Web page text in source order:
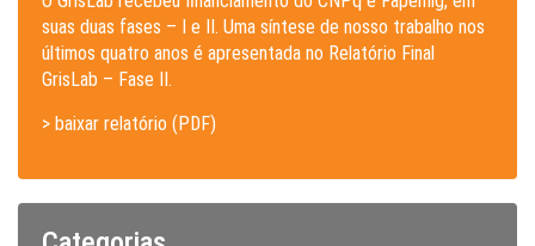
suas duas fases – I e II. Uma síntese de nosso trabalho nos
últimos quatro anos é apresentada no Relatório Final
GrisLab – Fase II.
> baixar relatório (PDF)